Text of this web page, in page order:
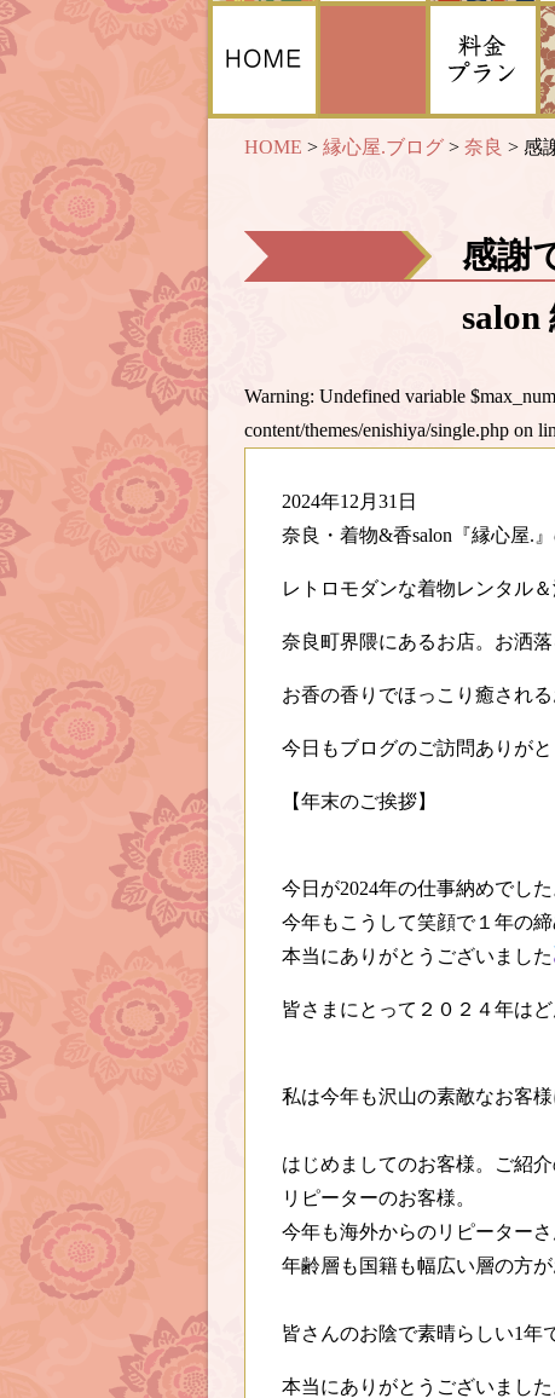
HOME > 縁心屋.ブログ > 奈良 > 感
感謝
salon
Warning: Undefined variable
content/themes/enishiya/single.php on
2024年12月31日
奈良・着物&香salon『縁心屋.』
レトロモダンな着物レンタル
奈良町界隈にあるお店。お洒落
お香の香りでほっこり癒される
今日もブログのご訪問ありがと
【年末のご挨拶】
今日が2024年の仕事納めでした
今年もこうして笑顔で１年の
本当にありがとうございました
皆さまにとって２０２４年は
私は今年も沢山の素敵なお客
はじめましてのお客様。ご紹介
リピーターのお客様。
今年も海外からのリピーター
年齢層も国籍も幅広い層の方
皆さんのお陰で素晴らしい1年
本当にありがとうございました